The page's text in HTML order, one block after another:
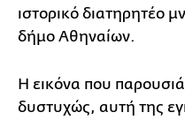
ιστορικό διατηρητέο
δήμο Αθηναίων.
Η εικόνα που
δυστυχώς, αυτή της